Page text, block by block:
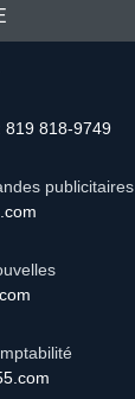
819 818-9749
publicitaires